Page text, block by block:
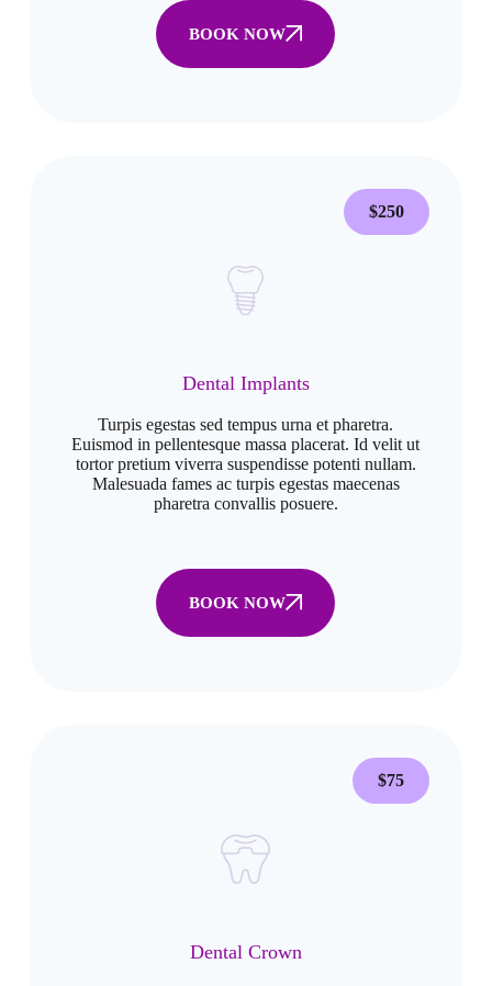
BOOK NOW
$250
Dental Implants
Turpis egestas sed tempus urna et pharetra.
Euismod in pellentesque massa placerat. Id velit ut
tortor pretium viverra suspendisse potenti nullam.
Malesuada fames ac turpis egestas maecenas
pharetra convallis posuere.
BOOK NOW
$75
Dental Crown